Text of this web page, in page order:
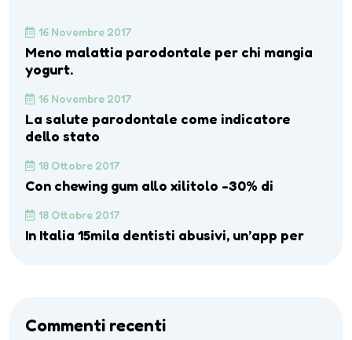
16 Novembre 2017
Meno malattia parodontale per chi mangia
yogurt.
16 Novembre 2017
La salute parodontale come indicatore
dello stato
18 Ottobre 2017
Con chewing gum allo xilitolo -30% di
18 Ottobre 2017
In Italia 15mila dentisti abusivi, un’app per
Commenti recenti